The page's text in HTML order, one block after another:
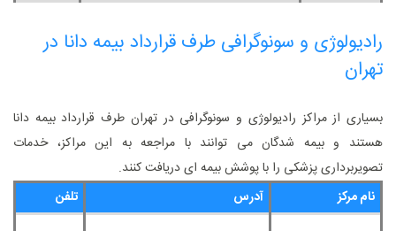
رادیولوژی و سونوگرافی طرف قرارداد بیمه دانا در
تهران
بسیاری از مراکز رادیولوژی و سونوگرافی در تهران طرف قرارداد بیمه دانا
هستند و بیمه‌ شدگان می ‌توانند با مراجعه به این مراکز، خدمات
تصویربرداری پزشکی را با پوشش بیمه‌ ای دریافت کنند.
نام مرکز
آدرس تلفن